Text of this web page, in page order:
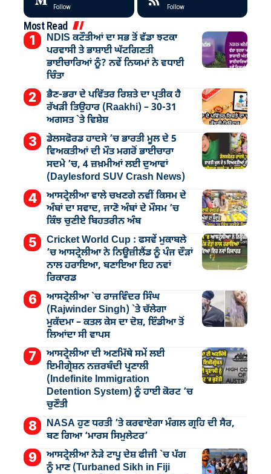
Follow Follow
Most Read
NDIS ਕਟੌਤੀਆਂ ਦਾ ਸਭ ਤੋਂ ਵੱਡਾ ਝਟਕਾ
ਪਰਵਾਸੀ ਤੇ ਭਾਸ਼ਾਈ ਘੱਟਗਿਣਤੀ
ਭਾਈਚਾਰਿਆਂ ਨੂੰ? ਨਵੇਂ ਨਿਯਮਾਂ ਨੇ ਵਧਾਈ
ਚਿੰਤਾ
ਭੈਣ-ਭਰਾ ਦੇ ਪਵਿੱਤਰ ਰਿਸ਼ਤੇ ਦਾ ਪ੍ਰਤੀਕ ਹੈ
ਰੱਖੜੀ ਤਿਉਹਾਰ (Raakhi) – 30-31
ਅਗਸਤ `ਤੇ ਵਿਸ਼ੇਸ਼
ਡੇਲਸਫੋਰਡ ਹਾਦਸੇ ’ਚ ਭਾਰਤੀ ਮੂਲ ਦੇ 5
ਵਿਅਕਤੀਆਂ ਦੀ ਮੌਤ ਮਗਰੋਂ ਭਾਈਚਾਰਾ
ਸਦਮੇ ’ਚ, 4 ਜ਼ਖ਼ਮੀਆਂ ਲਈ ਦੁਆਵਾਂ
(Daylesford SUV Crash News)
ਆਸਟ੍ਰੇਲੀਆ ਵਾਲੇ ਚਖਣਗੇ ਨਵੀਂ ਕਿਸਮ ਦੇ
ਅੰਬਾਂ ਦਾ ਸਵਾਦ, ਜਾਣੋ ਅੰਬਾਂ ਦੇ ਮੌਸਮ ’ਚ
ਕਿੰਝ ਚੁਣੀਏ ਬਿਹਤਰੀਨ ਅੰਬ
Cricket World Cup : ਫਸਵੇਂ ਮੁਕਾਬਲੇ
’ਚ ਆਸਟ੍ਰੇਲੀਆ ਨੇ ਨਿਊਜ਼ੀਲੈਂਡ ਨੂੰ ਪੰਜ ਦੌੜਾਂ
ਨਾਲ ਹਰਾਇਆ, ਬਣਾਇਆ ਇਹ ਨਵਾਂ
ਰਿਕਾਰਡ
ਆਸਟ੍ਰੇਲੀਆ `ਚ ਰਾਜਵਿੰਦਰ ਸਿੰਘ
(Rajwinder Singh) `ਤੇ ਚੱਲੇਗਾ
ਮੁੁਕੱਦਮਾ – ਕਤਲ ਕੇਸ ਦਾ ਦੋਸ਼, ਇੰਡੀਆ ਤੋਂ
ਲਿਆਂਦਾ ਸੀ ਵਾਪਸ
ਆਸਟ੍ਰੇਲੀਆ ਦੀ ਅਣਮਿੱਥੇ ਸਮੇਂ ਲਈ
ਇਮੀਗ੍ਰੇਸ਼ਨ ਨਜ਼ਰਬੰਦੀ ਪ੍ਰਣਾਲੀ
(Indefinite Immigration
Detention System) ਨੂੰ ਹਾਈ ਕੋਰਟ ’ਚ
ਚੁਣੌਤੀ
NASA ਹੁਣ ਧਰਤੀ ’ਤੇ ਕਰਵਾਏਗਾ ਮੰਗਲ ਗ੍ਰਹਿ ਦੀ ਸੈਰ,
ਬਣ ਗਿਆ ‘ਮਾਰਸ ਸਿਮੁਲੇਟਰ’
ਆਸਟ੍ਰੇਲੀਆ ਨੇੜੇ ਟਾਪੂ ਦੇਸ਼ ਫੀਜੀ `ਚ ਪੱਗ
ਨੂੰ ਮਾਣ (Turbaned Sikh in Fiji